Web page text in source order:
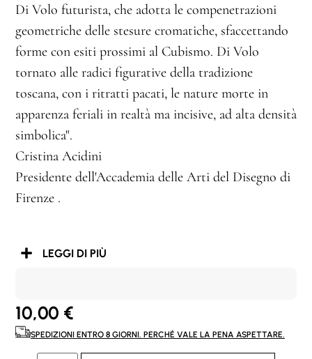
Di Volo futurista, che adotta le compenetrazioni
geometriche delle stesure cromatiche, sfaccettando
forme con esiti prossimi al Cubismo. Di Volo
tornato alle radici figurative della tradizione
toscana, con i ritratti pacati, le nature morte in
apparenza feriali in realtà ma incisive, ad alta densità
simbolica".
Cristina Acidini
Presidente dell'Accademia delle Arti del Disegno di
Firenze .
LEGGI DI PIÙ
10,00 €
SPEDIZIONI ENTRO 8 GIORNI. PERCHÉ VALE LA PENA ASPETTARE.